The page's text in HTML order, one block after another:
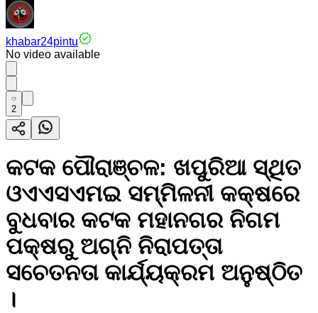
khabar24pintu
No video available
2
କଟକ ପୌରାଞ୍ଚଳ: ଖପୁରିଆ ସ୍ଥିତ
ଓଏଏସଏମଇ ସମ୍ମିଳନୀ କକ୍ଷରେ
ବୁଧବାର କଟକ ମହାନଗର ନିଗମ
ପକ୍ଷରୁ ଅଗ୍ନି ନିରାପତ୍ତା
ସଚେତନତା କାର୍ଯ୍ୟକ୍ରମ ଅନୁଷ୍ଠିତ
।